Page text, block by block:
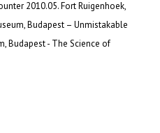
2010.05. Fort Ruigenhoek,
Budapest – Unmistakable
Budapest - The Science of